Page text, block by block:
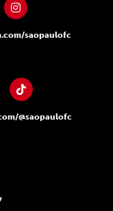
saopaulofc
@saopaulofc